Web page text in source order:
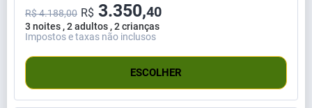
3 noites , 2 adultos , 2 crianças
R$ 4.188,00 R$ 3.350,40
Impostos e taxas não inclusos
ESCOLHER